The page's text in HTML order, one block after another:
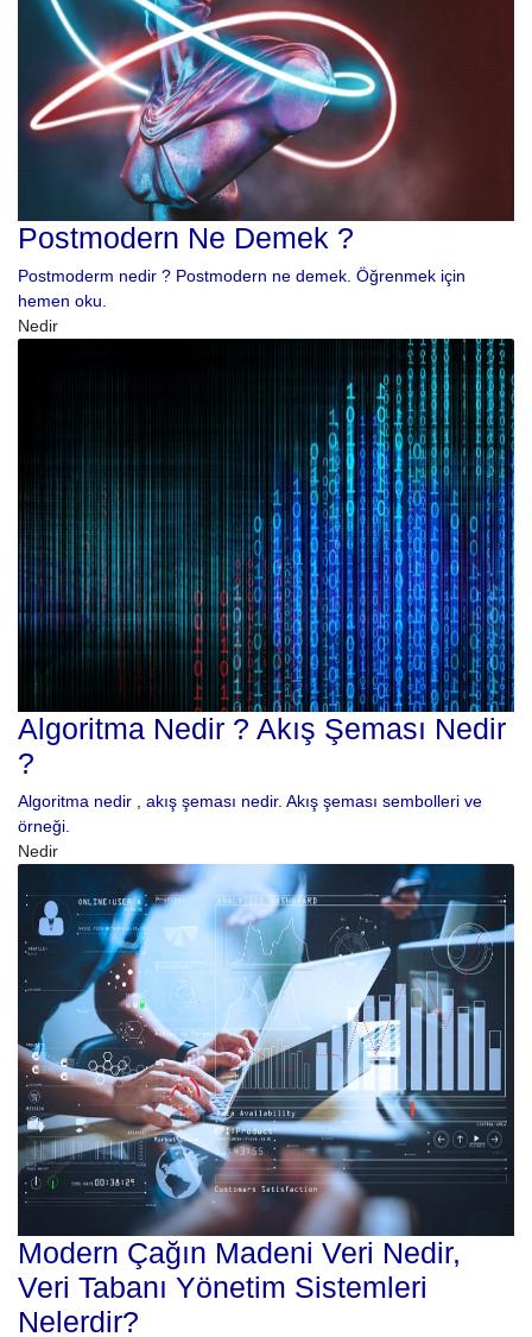
Postmodern Ne Demek ?
Postmoderm nedir ? Postmodern ne demek. Öğrenmek için
hemen oku.
Nedir
Algoritma Nedir ? Akış Şeması Nedir
?
Algoritma nedir , akış şeması nedir. Akış şeması sembolleri ve
örneği.
Nedir
Modern Çağın Madeni Veri Nedir,
Veri Tabanı Yönetim Sistemleri
Nelerdir?